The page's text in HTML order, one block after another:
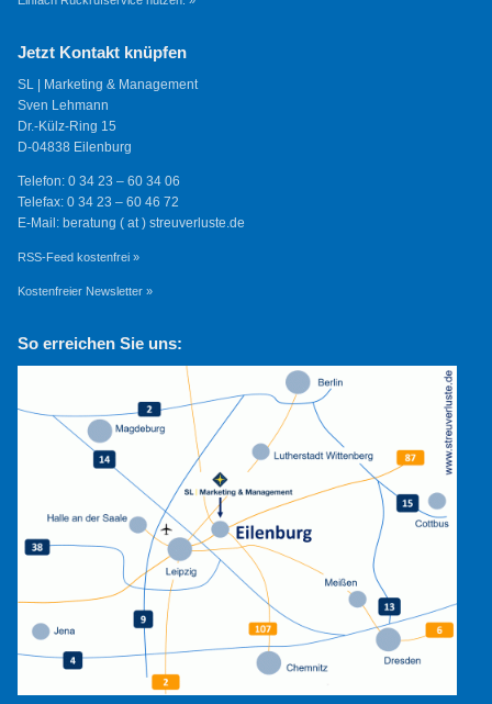
Jetzt Kontakt knüpfen
SL | Marketing & Management
Sven Lehmann
Dr.-Külz-Ring 15
D-04838 Eilenburg
Telefon: 0 34 23 – 60 34 06
Telefax: 0 34 23 – 60 46 72
E-Mail: beratung ( at ) streuverluste.de
RSS-Feed kostenfrei »
Kostenfreier Newsletter »
So erreichen Sie uns: